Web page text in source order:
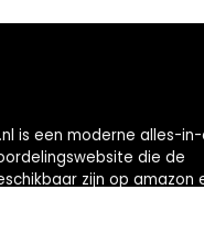
is een moderne alles-
die de
zijn op amazon